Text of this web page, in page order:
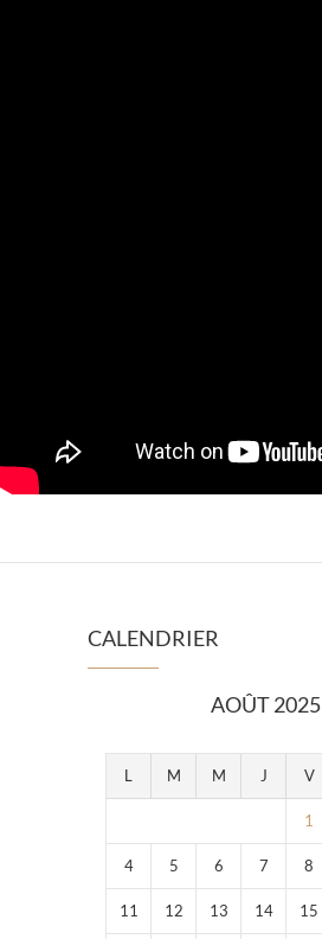
CALENDRIER
AOÛT 2025
L M M J V
1
4 5 6 7 8
11 12 13 14 15